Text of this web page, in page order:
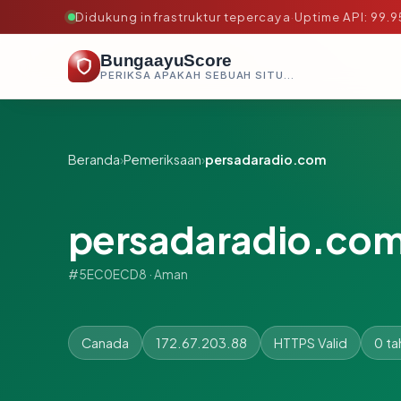
Didukung infrastruktur tepercaya·Uptime API:
BungaayuScore
PERIKSA APAKAH SEBUAH SITUS AMAN, TEPERCAYA, DAN TERVERIFIKASI DALAM HITUNGAN DETIK.
Beranda›Pemeriksaan›persadaradio.com
#5EC0ECD8 · Aman
Canada 172.67.203.88 HTTPS Valid 0